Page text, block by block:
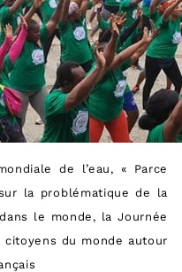
de l’eau, « Parce
la problématique de la
le monde, la Journée
citoyens du monde autour